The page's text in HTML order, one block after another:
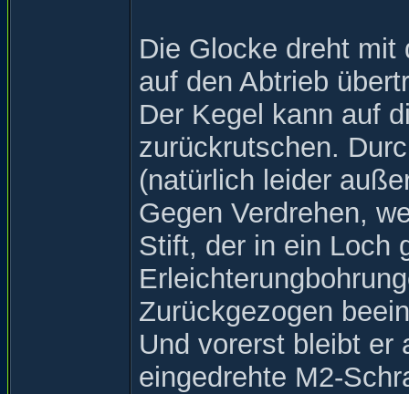
Die Glocke dreht mit
auf den Abtrieb
Der Kegel kann auf
zurückrutschen.
(natürlich leider
Gegen Verdrehen,
Stift, der in ein Loch
Zurückgezogen
Und vorerst bleibt er
eingedrehte M2-